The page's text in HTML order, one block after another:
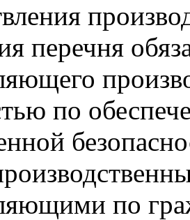
перечня
по
по